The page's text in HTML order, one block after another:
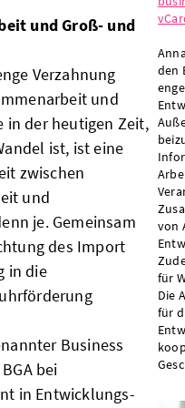
und Groß- und
Verzahnung
und
in der heutigen Zeit,
ist, ist eine
zwischen
und
je. Gemeinsam
des Import
in die
Business
bei
in Entwicklungs-
den
von
für
Die
für